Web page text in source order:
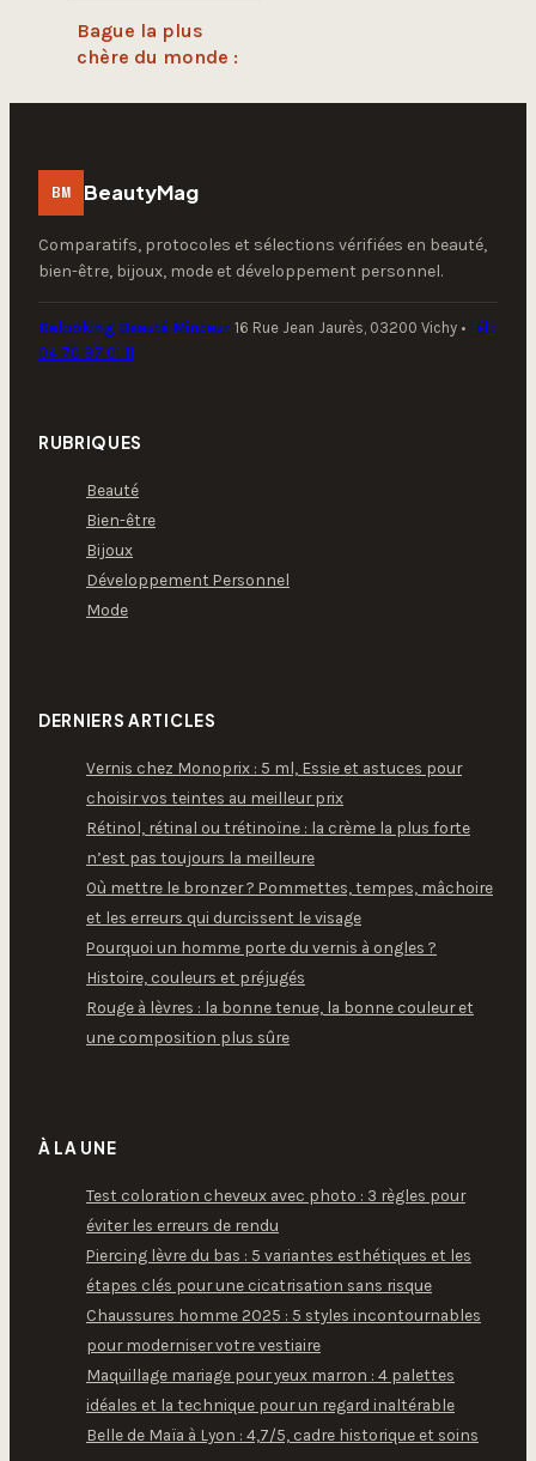
Bague la plus
chère du monde :
dollars et les 3
BM BeautyMag
Comparatifs, protocoles et sélections vérifiées en beauté,
bien-être, bijoux, mode et développement personnel.
Relooking Beauté Minceur 16 Rue Jean Jaurès, 03200 Vichy • Tél :
04 70 97 01 11
RUBRIQUES
Beauté
Bien-être
Bijoux
Développement Personnel
Mode
DERNIERS ARTICLES
Vernis chez Monoprix : 5 ml, Essie et astuces pour
choisir vos teintes au meilleur prix
Rétinol, rétinal ou trétinoïne : la crème la plus forte
n’est pas toujours la meilleure
Où mettre le bronzer ? Pommettes, tempes, mâchoire
et les erreurs qui durcissent le visage
Pourquoi un homme porte du vernis à ongles ?
Histoire, couleurs et préjugés
Rouge à lèvres : la bonne tenue, la bonne couleur et
une composition plus sûre
À LA UNE
Test coloration cheveux avec photo : 3 règles pour
éviter les erreurs de rendu
Piercing lèvre du bas : 5 variantes esthétiques et les
étapes clés pour une cicatrisation sans risque
Chaussures homme 2025 : 5 styles incontournables
pour moderniser votre vestiaire
Maquillage mariage pour yeux marron : 4 palettes
idéales et la technique pour un regard inaltérable
Belle de Maïa à Lyon : 4,7/5, cadre historique et soins